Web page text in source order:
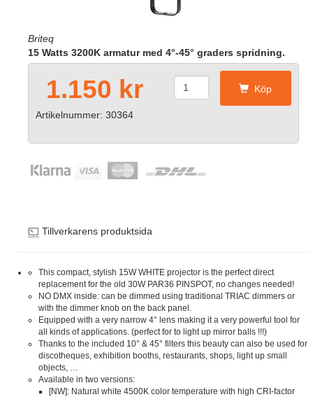
Briteq
15 Watts 3200K armatur med 4°-45° graders spridning.
1.150 kr Köp
Artikelnummer: 30364
Tillverkarens produktsida
This compact, stylish 15W WHITE projector is the perfect direct
replacement for the old 30W PAR36 PINSPOT, no changes needed!
NO DMX inside: can be dimmed using traditional TRIAC dimmers or
with the dimmer knob on the back panel.
Equipped with a very narrow 4° lens making it a very powerful tool for
all kinds of applications. (perfect for to light up mirror balls !!!)
Thanks to the included 10° & 45° filters this beauty can also be used for
discotheques, exhibition booths, restaurants, shops, light up small
objects, …
Available in two versions:
[NW]: Natural white 4500K color temperature with high CRI-factor